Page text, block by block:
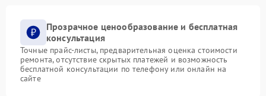
Прозрачное ценообразование и бесплатная
консультация
Точные прайс-листы, предварительная оценка стоимости
ремонта, отсутствие скрытых платежей и возможность
бесплатной консультации по телефону или онлайн на
сайте